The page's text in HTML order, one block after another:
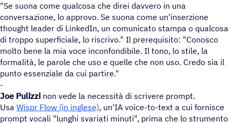
"Se suona come qualcosa che direi davvero in una
conversazione, lo approvo. Se suona come un'inserzione
thought leader di LinkedIn, un comunicato stampa o qualcosa
di troppo superficiale, lo riscrivo." Il prerequisito: "Conosco
molto bene la mia voce inconfondibile. Il tono, lo stile, la
formalità, le parole che uso e quelle che non uso. Credo sia il
punto essenziale da cui partire."
-
Joe Pulizzi non vede la necessità di scrivere prompt.
Usa Wispr Flow (in inglese), un'IA voice-to-text a cui fornisce
prompt vocali "lunghi svariati minuti", prima che lo strumento